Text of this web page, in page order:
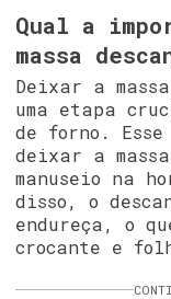
Qual a
massa
Deixar a
uma etapa
de forno. Esse
deixar a
manuseio na
disso, o
endureça, o
crocante e